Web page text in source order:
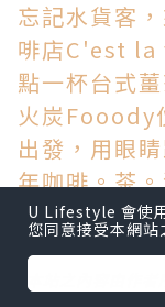
忘記水貨客
啡店C'est la
點一杯台式
火炭Fooody
出發，用眼
年咖啡。茶
*本站之內容由作
U Lifestyle 會使
您同意接受本網站